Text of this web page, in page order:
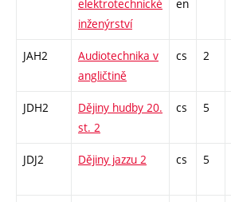
elektrotechnické
inženýrství
en
JAH2
Audiotechnika v
angličtině
cs 2
JDH2
Dějiny hudby 20.
st. 2
cs 5
JDJ2 Dějiny jazzu 2 cs 5